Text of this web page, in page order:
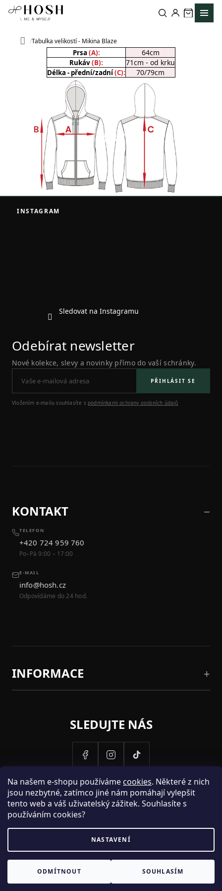
Na našem e-shopu používáme cookies. Některé z nich
jsou nezbytné, zatímco jiné nám pomáhají vylepšit
tento web a váš uživatelský zážitek. Souhlasíte s
používáním cookies?
NASTAVENÍ
ODMÍTNOUT SOUHLASÍM
Přejít
Domů
Tabulka velikostí - Mikina Blaze
Prsa (A): 64cm
Rukáv(B): 71cm - od krku
Délka - přední/zadní(C): 70/79cm
INSTAGRAM
Sledovat na Instagramu
Odebírat newsletter
Nové kolekce, slevy a novinky přímo do vaší schránky.
PŘIHLÁSIT SE
Vložením e-mailu souhlasíte s podmínkami ochrany osobních údajů
KONTAKT
TELEFON
+420 724 959 760
Po–Pá 9:00 – 17:00
E-MAIL
info@hosh.cz
Odpovídáme do 24 hod.
INFORMACE
SLEDUJTE NÁS
PROVOZOVATELEM STRANEK HOSH.CZ JE SPOLECNOST PAK
FASHION S.R.O., IC: 25774701.